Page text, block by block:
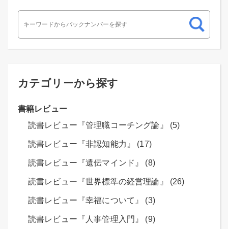
カテゴリーから探す
書籍レビュー
読書レビュー『管理職コーチング論』 (5)
読書レビュー『非認知能力』 (17)
読書レビュー『遺伝マインド』 (8)
読書レビュー『世界標準の経営理論』 (26)
読書レビュー『幸福について』 (3)
読書レビュー『人事管理入門』 (9)